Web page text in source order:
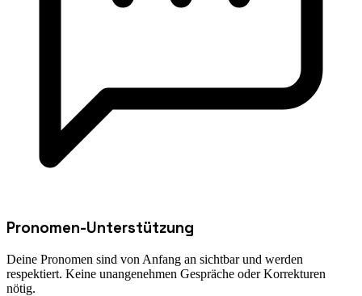
Pronomen-Unterstützung
Deine Pronomen sind von Anfang an sichtbar und werden
respektiert. Keine unangenehmen Gespräche oder Korrekturen
nötig.